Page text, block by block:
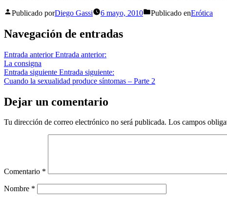
Publicado porDiego Gassi 6 mayo, 2010 Publicado enErótica
Navegación de entradas
Entrada anterior Entrada anterior:
La consigna
Entrada siguiente Entrada siguiente:
Cuando la sexualidad produce síntomas – Parte 2
Dejar un comentario
Tu dirección de correo electrónico no será publicada. Los campos
Comentario *
Nombre *